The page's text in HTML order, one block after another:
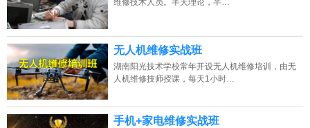
2026年8月7号黑龙江王同学（132****7681）报名:
2026年8月7号_重庆_谭同学（136****9384）报名:【手机维修培训班】
2026年8月7号_福建_陈同学（153****8105）报名:【手机维修培训班】
2026年8月7号_重庆_代同学（157****6996）报名:
无人机维修实战班
湖南阳光技术学校常年开设无人机维修培训，由无
人机维修技师授课，每天1小时…
手机+家电维修实战班